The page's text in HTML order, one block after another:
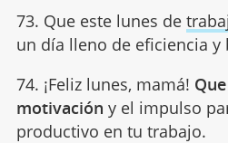
73. Que este lunes de
un día lleno de eficiencia y
74. ¡Feliz lunes, mamá!
motivación y el impulso
productivo en tu trabajo.